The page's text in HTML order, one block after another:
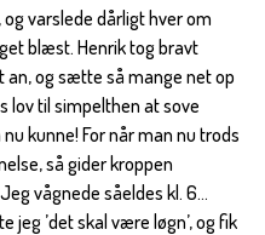
varslede dårligt hver om
blæst. Henrik tog bravt
an, og sætte så mange net op
lov til simpelthen at sove
kunne! For når man nu trods
så gider kroppen
vågnede såeldes kl. 6…
’det skal være løgn’, og fik